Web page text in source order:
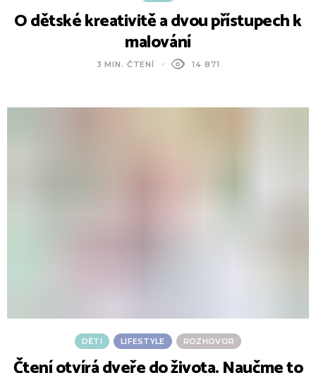
O dětské kreativitě a dvou přístupech k
malování
3 MIN. ČTENÍ 14 871
DĚTI LIFESTYLE ROZHOVOR